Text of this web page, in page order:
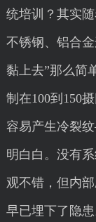
统培训？其实
不锈钢、铝合
黏上去”那么简
制在100到150
容易产生冷裂
明白白。没有
观不错，但内
早已埋下了隐患